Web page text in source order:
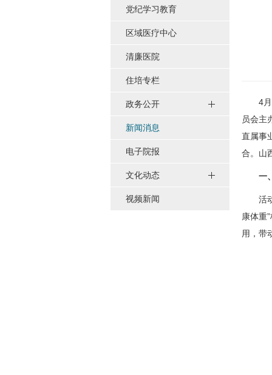
党纪学习教育
区域医疗中心
清廉医院
住培专栏
政务公开
新闻消息
电子院报
文化动态
视频新闻
4月
员会主
直属事
合。山
一、
活动
康体重
用，带